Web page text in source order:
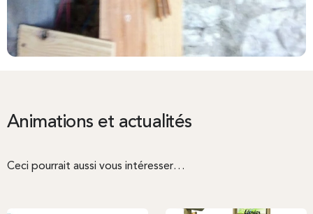
Animations et actualités
Ceci pourrait aussi vous intéresser…